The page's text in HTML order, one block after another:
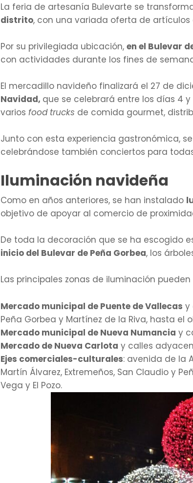
La feria de artesanía Bulevarte se
distrito, con una variada oferta de artículos
Por su privilegiada ubicación,en el Bulevar
con actividades durante los fines de
El mercadillo navideño finalizará el 27 de
Navidad, que se celebrará entre los días 4
variosfood trucks de comida gourmet,
Junto con esta experiencia gastronómica,
celebrándose también conciertos para
Iluminación navideña
Como en años anteriores, se han instalado
objetivo de apoyar al comercio de
De toda la decoración que se ha escogido
inicio del Bulevar de Peña Gorbea, los
Las principales zonas de iluminación
Mercado municipal de Puente de Vallecas y
Peña Gorbea y Martínez de la Riva, hasta el
Mercado municipal de Nueva Numancia y
Mercado de Nueva Carlota y calles
Ejes comerciales-culturales: avenida de la
Martín Álvarez, Extremeños, San Claudio y
Vega y El Pozo.